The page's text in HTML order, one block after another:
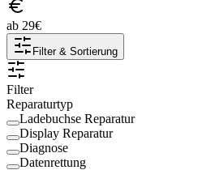
ab 29€
Filter & Sortierung
Filter
Reparaturtyp
Ladebuchse Reparatur
Display Reparatur
Diagnose
Datenrettung